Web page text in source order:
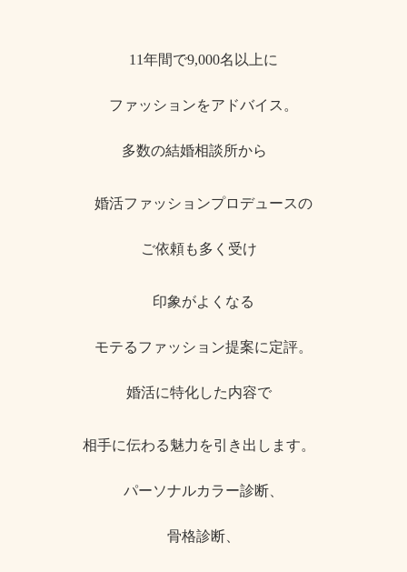
11年間で9,000名以上に
ファッションをアドバイス。
多数の結婚相談所から
婚活ファッションプロデュースの
ご依頼も多く受け
印象がよくなる
モテるファッション提案に定評。
婚活に特化した内容で
相手に伝わる魅力を引き出します。
パーソナルカラー診断、
骨格診断、